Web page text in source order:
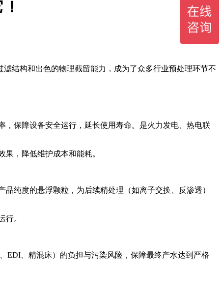
结构和出色的物理截留能力，成为了众多行业预处理环节不
保障设备安全运行，延长使用寿命。是火力发电、热电联
，降低维护成本和能耗。
纯度的悬浮颗粒，为后续精处理（如离子交换、反渗透）
行。
EDI、精混床）的负担与污染风险，保障最终产水达到严格